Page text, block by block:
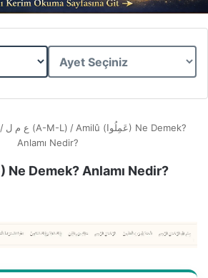
/ ع م ل (A-M-L) / Amilû (عَمِلُوا) Ne Demek?
Anlamı Nedir?
Amilû (عَمِلُوا) Ne Demek? Anlamı Nedir?